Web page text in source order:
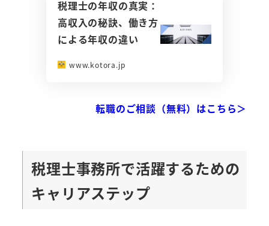
税理士の年収の真実：
高収入の秘訣、働き方
による年収の違い
www.kotora.jp
転職のご相談（無料）はこちら＞
税理士事務所で活躍するための
キャリアステップ